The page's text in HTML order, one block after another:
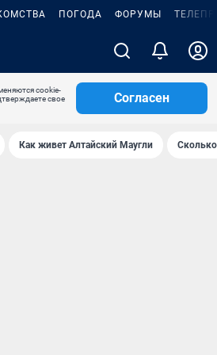
ПОГОДА ФОРУМЫ
cookie-
свое
Согласен
Как живет Алтайский Маугли